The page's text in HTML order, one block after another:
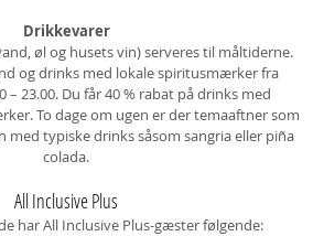
Drikkevarer
øl og husets vin) serveres til måltiderne.
og drinks med lokale spiritusmærker fra
– 23.00. Du får 40 % rabat på drinks med
To dage om ugen er der temaaftner som
med typiske drinks såsom sangria eller piña
colada.
All Inclusive Plus
har All Inclusive Plus-gæster følgende: